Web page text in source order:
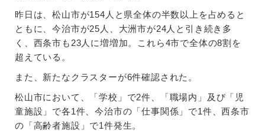
昨日は、松山市が154人と県全体の半数以上を占めると
ともに、今治市が25人、大洲市が24人と引き続き多
く、西条市も23人に増増加。これら4市で全体の8割を
超えている。
また、新たなクラスターが6件確認された。
松山市において、「学校」で2件、「職場内」及び「児
童施設」で各1件、今治市の「仕事関係」で1件、西条市
の「高齢者施設」で1件発生。